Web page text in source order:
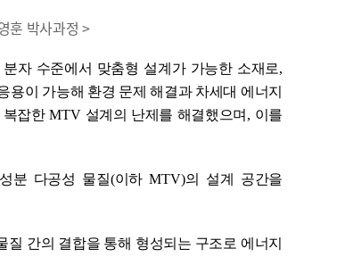
훈 박사과정 >
자 수준에서 맞춤형 설계가 가능한 소재로,
용이 가능해 환경 문제 해결과 차세대 에너지
복잡한MTV 설계의 난제를 해결했으며 , 이를
분 다공성 물질(이하MTV)의 설계 공간을
간의 결합을 통해 형성되는 구조로 에너지